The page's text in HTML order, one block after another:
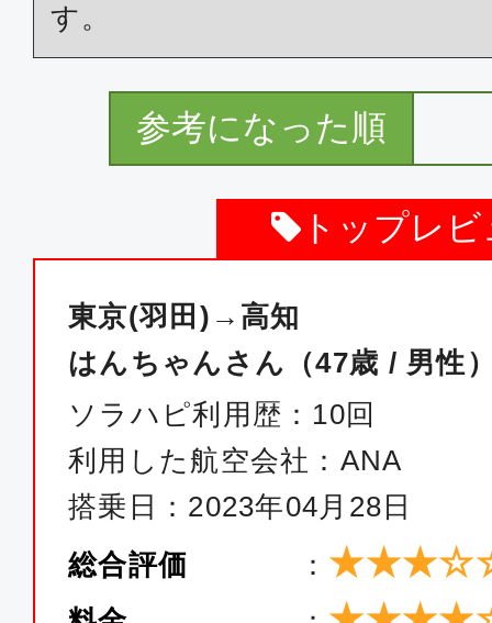
JAL499 18:55
JAL491
クラスJ
東京(羽田)
07:30
高知
JAL497
クラスJ
東京(羽田)
16:55
クラスJ
す。
参考になった順
トップレビ
東京(羽田)→高知
はんちゃんさん（47歳 / 男性
ソラハピ利用歴：10回
利用した航空会社：ANA
搭乗日：2023年04月28日
総合評価
：